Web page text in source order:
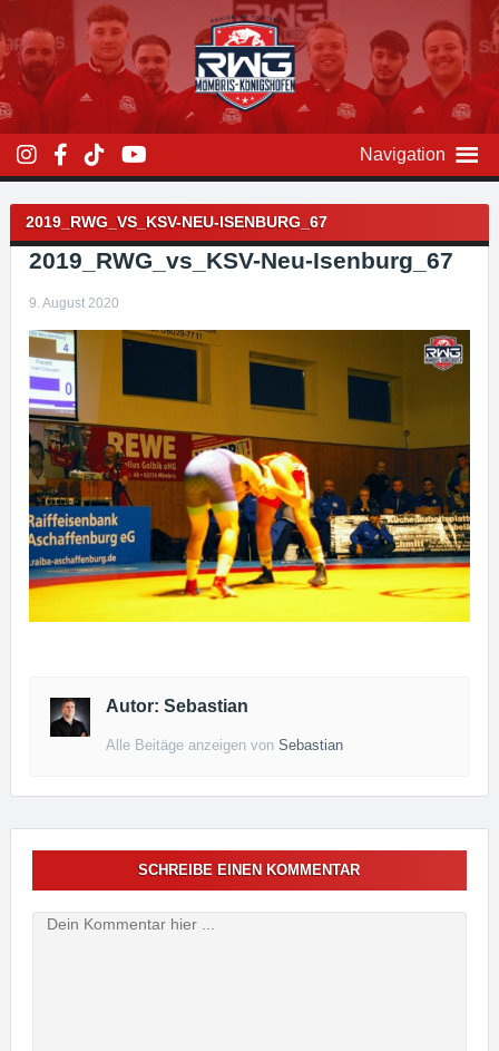
Inhalt
überspringen
Navigation
2019_RWG_VS_KSV-NEU-ISENBURG_67
2019_RWG_vs_KSV-Neu-Isenburg_67
9. August 2020
Autor: Sebastian
Alle Beitäge anzeigen vonSebastian
Beitragsnavigation
SCHREIBE EINEN KOMMENTAR